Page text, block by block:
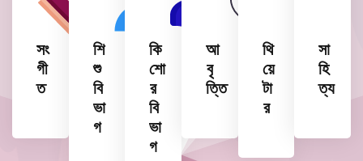
সং
গী
ত
শি
শু
বি
ভা
গ
কি
শো
র
বি
ভা
গ
আ
বৃ
ত্তি
থি
য়ে
টা
র
সা
হি
ত্য